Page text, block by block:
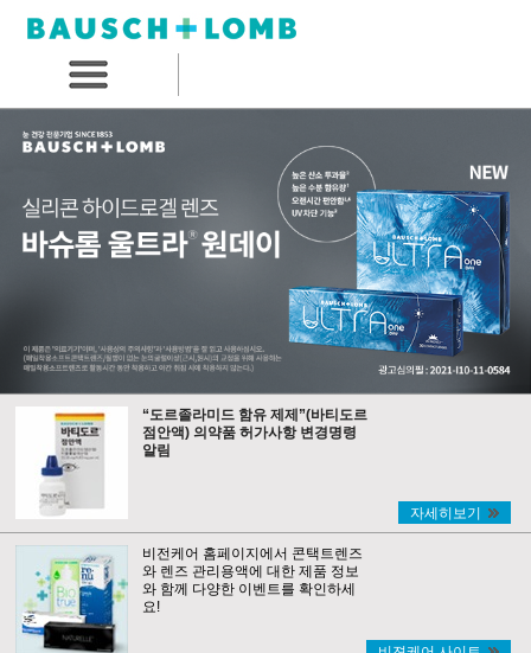
“도르졸라미드 함유 제제”(바티도르
점안액) 의약품 허가사항 변경명령
알림
자세히보기
비전케어 홈페이지에서 콘택트렌즈
와 렌즈 관리용액에 대한 제품 정보
와 함께 다양한 이벤트를 확인하세
요!